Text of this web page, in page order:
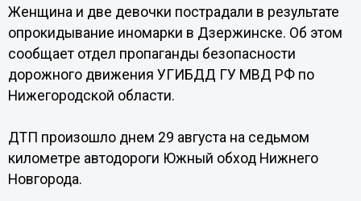
Женщина и две девочки пострадали в результате
опрокидывание иномарки в Дзержинске. Об этом
сообщает отдел пропаганды безопасности
дорожного движения УГИБДД ГУ МВД РФ по
Нижегородской области.
ДТП произошло днем 29 августа на седьмом
километре автодороги Южный обход Нижнего
Новгорода.